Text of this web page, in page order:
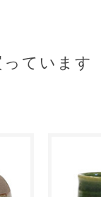
ています